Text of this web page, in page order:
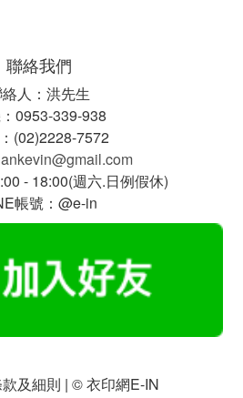
聯絡我們
人：洪先生
0953-339-938
(02)2228-7572
- 18:00(週六.日例假休)
帳號：@e-in
及細則 | © 衣印網E-IN